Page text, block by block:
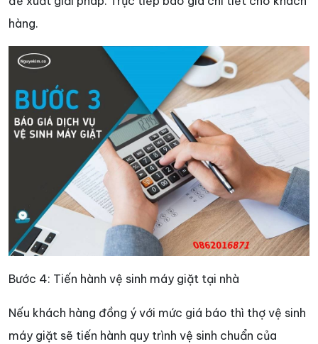
hàng.
Bước 4: Tiến hành vệ sinh máy giặt tại nhà
Nếu khách hàng đồng ý với mức giá báo thì thợ vệ sinh
máy giặt sẽ tiến hành quy trình vệ sinh chuẩn của